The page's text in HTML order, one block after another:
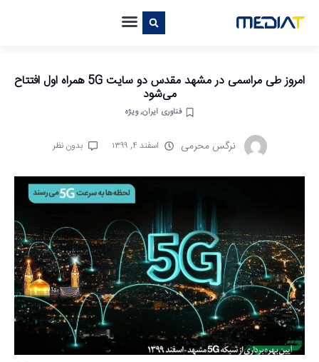
امروز طی مراسمی در مشهد مقدس دو سایت 5G همراه اول افتتاح
می‌شود
فناوری ایران,ویژه
نرگس محرمی اسفند ۴, ۱۳۹۹ بدون نظر